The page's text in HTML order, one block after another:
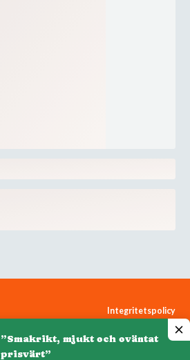
Integritetspolicy
Cookiepolicy
”Smakrikt, mjukt och oväntat
prisvärt”